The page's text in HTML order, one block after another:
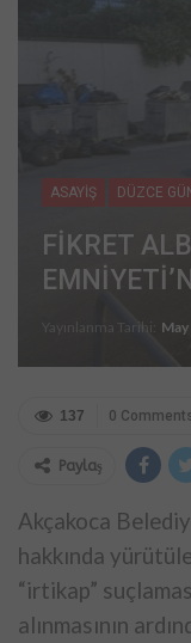
ASAYİŞ DÜZCE
FİKRET
Yayınlanma Tarihi:
0
137
Paylaş
Akçakoca
hakkında
“irtikap”
alınmasının